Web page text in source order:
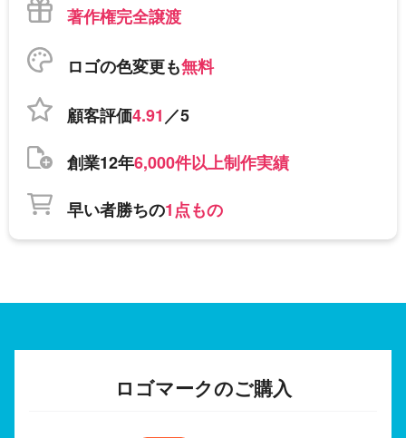
著作権完全譲渡
ロゴの色変更も無料
顧客評価4.91／5
創業12年6,000件以上制作実績
早い者勝ちの1点もの
ロゴマークのご購入